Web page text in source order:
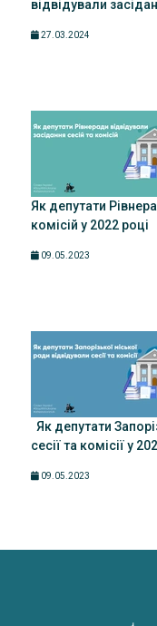
відвідували
27.03.2024
Як депутати
комісій у 2022 році
09.05.2023
Як депутати
сесії та комісії у
09.05.2023